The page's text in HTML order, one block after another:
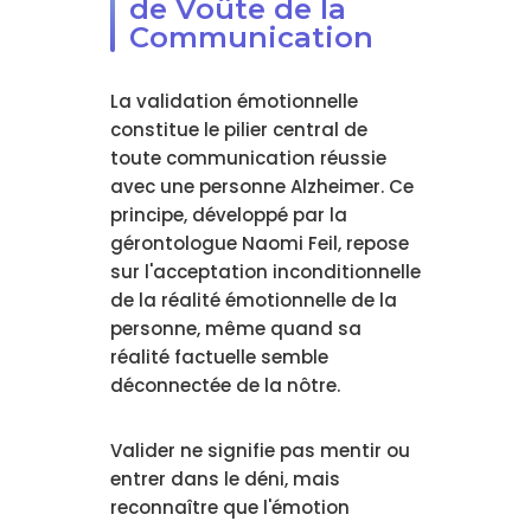
de Voûte de la
Communication
La validation émotionnelle
constitue le pilier central de
toute communication réussie
avec une personne Alzheimer. Ce
principe, développé par la
gérontologue Naomi Feil, repose
sur l'acceptation inconditionnelle
de la réalité émotionnelle de la
personne, même quand sa
réalité factuelle semble
déconnectée de la nôtre.
Valider ne signifie pas mentir ou
entrer dans le déni, mais
reconnaître que l'émotion